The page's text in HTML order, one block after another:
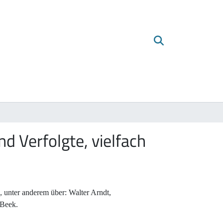
Verfolgte, vielfach
anderem über: Walter Arndt,